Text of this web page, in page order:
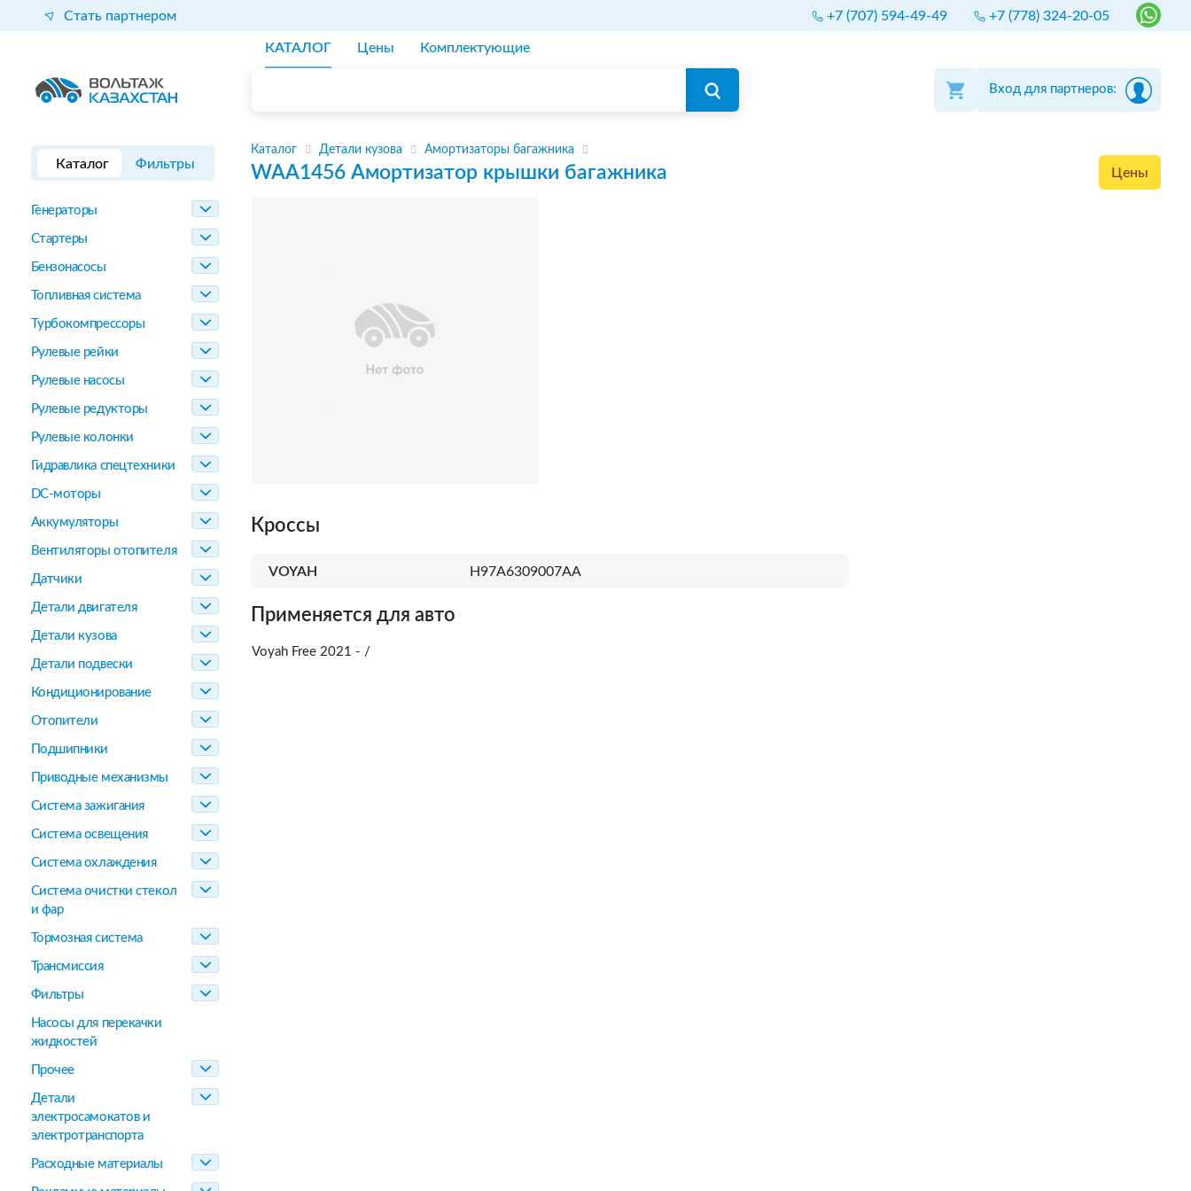
Стать партнером +7 (707) 594-49-49 +7 (778) 324-20-05
КАТАЛОГ Цены Комплектующие
Вход для партнеров:
Каталог Фильтры
Генераторы
Стартеры
Бензонасосы
Топливная система
Турбокомпрессоры
Рулевые рейки
Рулевые насосы
Рулевые редукторы
Рулевые колонки
Гидравлика спецтехники
DC-моторы
Аккумуляторы
Вентиляторы отопителя
Датчики
Детали двигателя
Детали кузова
Детали подвески
Кондиционирование
Отопители
Подшипники
Приводные механизмы
Система зажигания
Система освещения
Система охлаждения
Система очистки стекол
и фар
Тормозная система
Трансмиссия
Фильтры
Насосы для перекачки
жидкостей
Прочее
Детали
электросамокатов и
электротранспорта
Расходные материалы
Каталог Детали кузова Амортизаторы багажника
WAA1456 Амортизатор крышки багажника Цены
Кроссы
VOYAH H97A6309007AA
Применяется для авто
Voyah Free 2021 - /